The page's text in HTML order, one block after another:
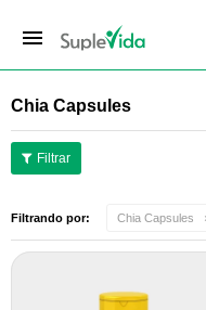
menu
Chia Capsules
Filtrando por: Chia Capsules